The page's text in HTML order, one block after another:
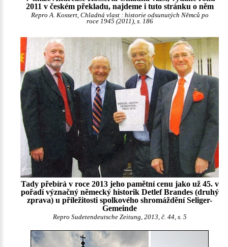
2011 v českém překladu, najdeme i tuto stránku o něm
Repro A. Kossert, Chladná vlast : historie odsunutých Němců po
roce 1945 (2011), s. 186
Tady přebírá v roce 2013 jeho pamětní cenu jako už 45. v
pořadí význačný německý historik Detlef Brandes (druhý
zprava) u příležitosti spolkového shromáždění Seliger-
Gemeinde
Repro Sudetendeutsche Zeitung, 2013, č. 44, s. 5